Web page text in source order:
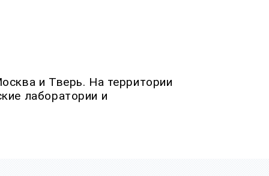
и Тверь. На территории
лаборатории и